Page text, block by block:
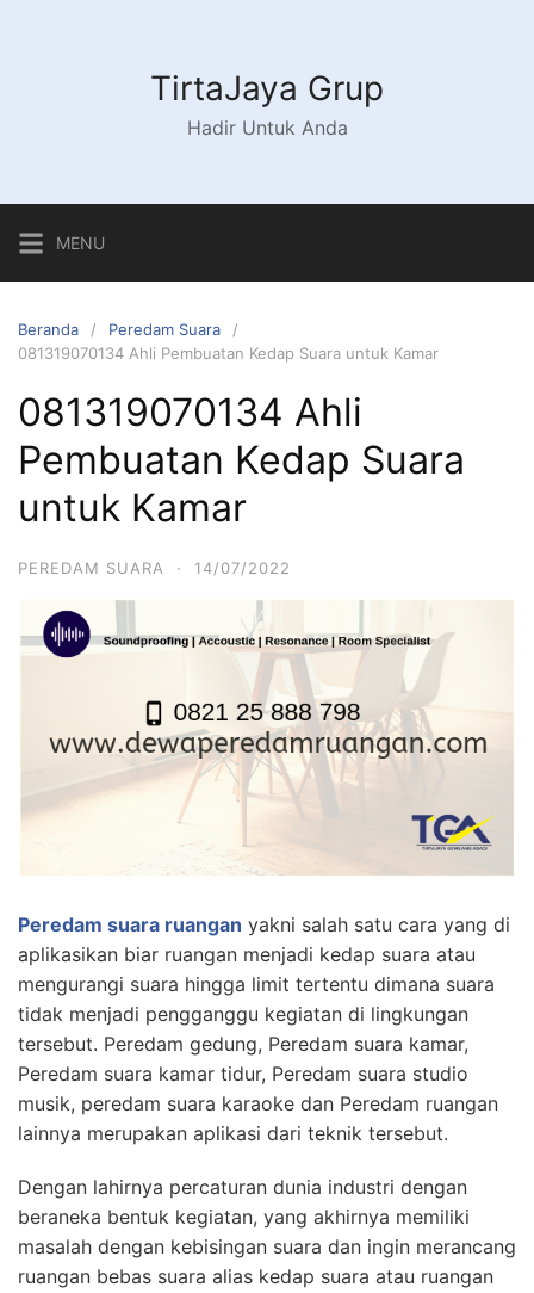
TirtaJaya Grup
Hadir Untuk Anda
MENU
Beranda
Peredam Suara
081319070134 Ahli Pembuatan Kedap Suara untuk Kamar
081319070134 Ahli
Pembuatan Kedap Suara
untuk Kamar
PEREDAM SUARA · 14/07/2022
Peredam suara ruangan yakni salah satu cara yang di
aplikasikan biar ruangan menjadi kedap suara atau
mengurangi suara hingga limit tertentu dimana suara
tidak menjadi pengganggu kegiatan di lingkungan
tersebut. Peredam gedung, Peredam suara kamar,
Peredam suara kamar tidur, Peredam suara studio
musik, peredam suara karaoke dan Peredam ruangan
lainnya merupakan aplikasi dari teknik tersebut.
Dengan lahirnya percaturan dunia industri dengan
beraneka bentuk kegiatan, yang akhirnya memiliki
masalah dengan kebisingan suara dan ingin merancang
ruangan bebas suara alias kedap suara atau ruangan